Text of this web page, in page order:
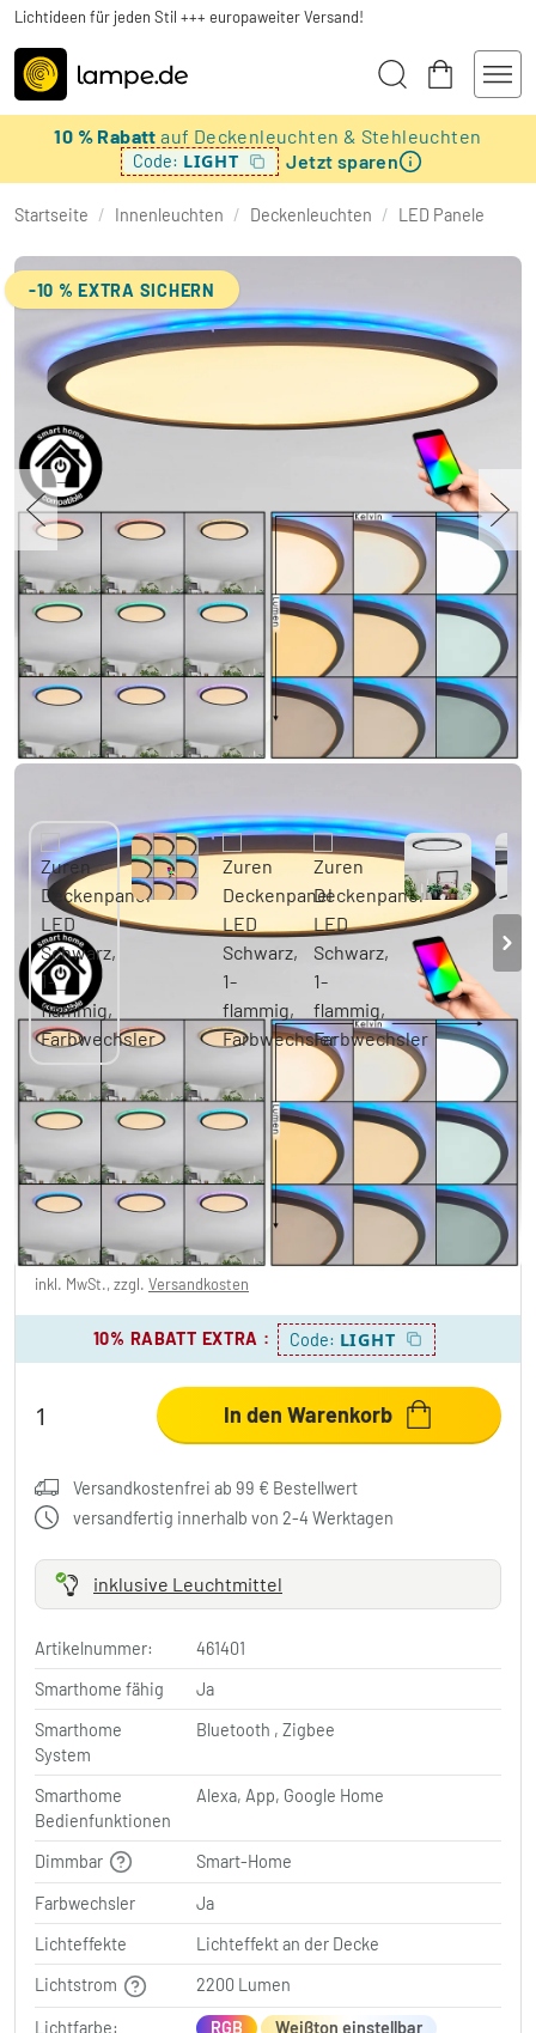
Lichtideen für jeden Stil +++ europaweiter Versand!
10 % Rabattauf Deckenleuchten & Stehleuchten
Code: LIGHT Jetzt sparen
Startseite / Innenleuchten / Deckenleuchten / LED Panele
-10 % EXTRA SICHERN
Zuren Deckenpanel LED Schwarz, 1-
flammig, Farbwechsler
-71% 39,99 €
Sie sparen100,00 € UVP: 139,99 €
inkl. MwSt., zzgl. Versandkosten
10% RABATT EXTRA : Code: LIGHT
In den Warenkorb
Versandkostenfrei ab 99 € Bestellwert
versandfertig innerhalb von 2-4 Werktagen
inklusive Leuchtmittel
Artikelnummer:
461401
Smarthome fähig
Ja
Smarthome
System
Bluetooth , Zigbee
Smarthome
Bedienfunktionen
Alexa, App, Google Home
Dimmbar Smart-Home
Farbwechsler
Ja
Lichteffekte
Lichteffekt an der Decke
Lichtstrom
2200 Lumen
Lichtfarbe: RGB Weißton einstellbar